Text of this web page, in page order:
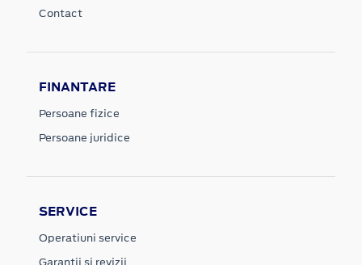
Contact
FINANTARE
Persoane fizice
Persoane juridice
SERVICE
Operatiuni service